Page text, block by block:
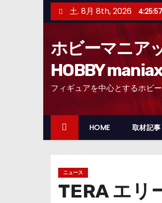
ン
ッ
土. 8月 8th, 2026
ホビーマニア
HOBBY
フィギュアを中心とするホビ
HOME 取材記事
ニュース
TERA エリ